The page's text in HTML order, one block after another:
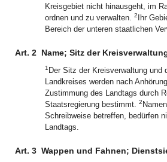
Kreisgebiet nicht hinausgeht, im
ordnen und zu verwalten. 2
Ihr
Bereich der unteren staatlichen
Art. 2 Name; Sitz der
1 Der Sitz der Kreisverwaltung und
Landkreises werden nach
Zustimmung des Landtags durch
Staatsregierung bestimmt. 2
Schreibweise betreffen, bedürfen
Landtags.
Art. 3 Wappen und Fahnen;